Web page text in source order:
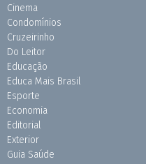
Cinema
Condomínios
Cruzeirinho
Do Leitor
Educação
Educa Mais Brasil
Esporte
Economia
Editorial
Exterior
Guia Saúde